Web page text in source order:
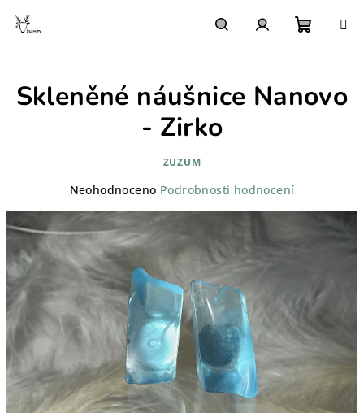
košík
Skleněné náušnice Nanovo
- Zirko
ZUZUM
Průměrné
produktu
je
0,0
z
hvězdiček.
Neohodnoceno Podrobnosti hodnocení